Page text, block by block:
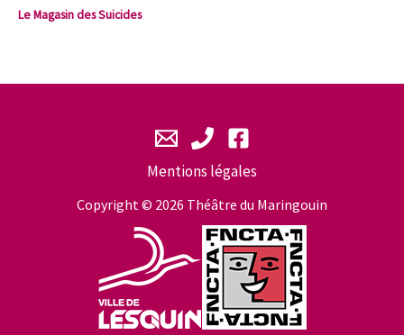
Le Magasin des Suicides
Mentions légales
Copyright © 2026 Théâtre du Maringouin